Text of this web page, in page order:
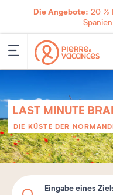
Die Angebote: 20 %
Spanien
LAST MINUTE
DIE KÜSTE DER
Eingabe eines